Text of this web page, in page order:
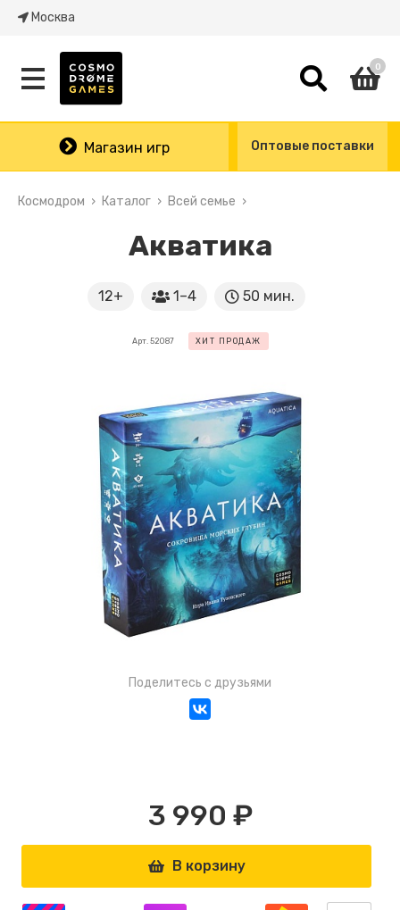
Москва
0
Магазин игр Оптовые поставки
Космодром Каталог Всей семье
Акватика
12+ 1–4 50 мин.
Арт. 52087 ХИТ ПРОДАЖ
Поделитесь с друзьями
3 990 ₽
В корзину